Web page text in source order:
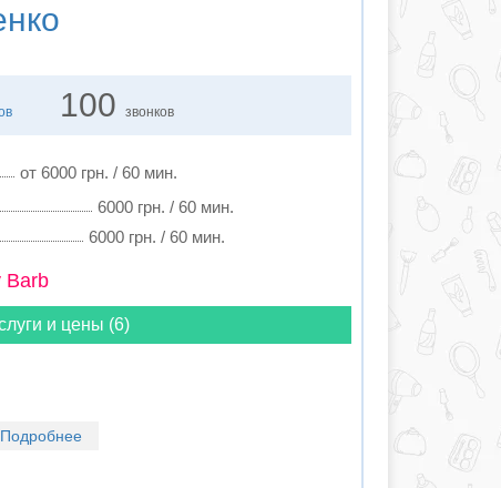
100 звонков
от 6000 грн. / 60 мин.
6000 грн. / 60 мин.
6000 грн. / 60 мин.
Barb
и цены (6)
Подробнее